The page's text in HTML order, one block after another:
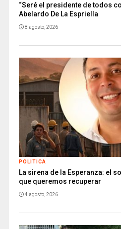
“Seré el presidente de todos
Abelardo De La Espriella
8 agosto, 2026
POLITICA
La sirena de la Esperanza: el
que queremos recuperar
4 agosto, 2026